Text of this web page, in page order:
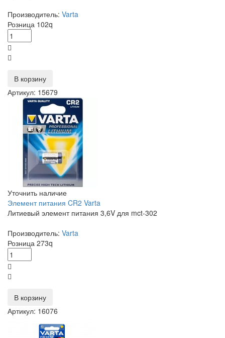
Производитель: Varta
Розница 102q
В корзину
Артикул: 15679
Уточнить наличие
Элемент питания CR2 Varta
Литиевый элемент питания 3,6V для mct-302
Производитель: Varta
Розница 273q
В корзину
Артикул: 16076